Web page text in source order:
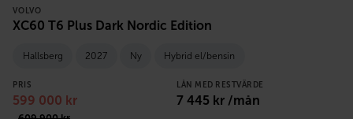
VOLVO
XC60 T6 Plus Dark Nordic Edition
Hallsberg 2027 Ny Hybrid el/bensin
PRIS
599 000 kr
LÅN MED RESTVÄRDE
7 445 kr /mån